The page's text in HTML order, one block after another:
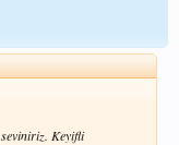
seviniriz. Keyifli